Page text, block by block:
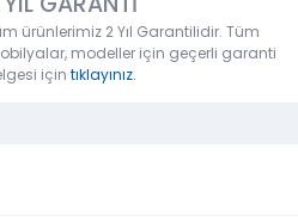
ürünlerimiz 2 Yıl Garantilidir. Tüm
modeller için geçerli garanti
için tıklayınız.